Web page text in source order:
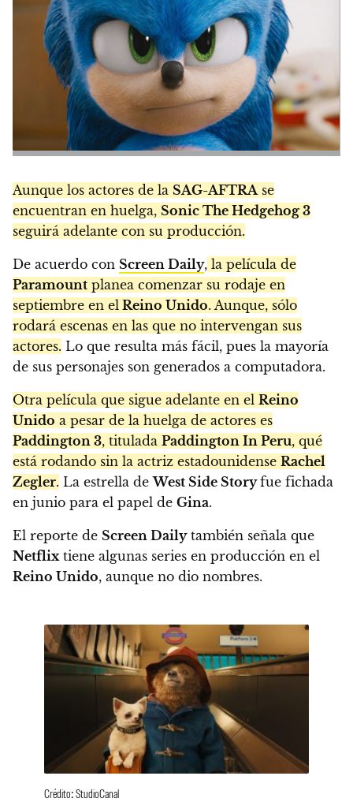
Aunque los actores de la SAG-AFTRA se
encuentran en huelga, Sonic The Hedgehog 3
seguirá adelante con su producción.
De acuerdo con Screen Daily, la película de
Paramount planea comenzar su rodaje en
septiembre en el Reino Unido. Aunque, sólo
rodará escenas en las que no intervengan sus
actores. Lo que resulta más fácil, pues la mayoría
de sus personajes son generados a computadora.
Otra película que sigue adelante en el Reino
Unido a pesar de la huelga de actores es
Paddington 3, titulada Paddington In Peru, qué
está rodando sin la actriz estadounidense Rachel
Zegler. La estrella deWest Side Storyfue fichada
en junio para el papel de Gina.
El reporte de Screen Dailytambién señala que
Netflix tiene algunas series en producción en el
Reino Unido, aunque no dio nombres.
Crédito: StudioCanal